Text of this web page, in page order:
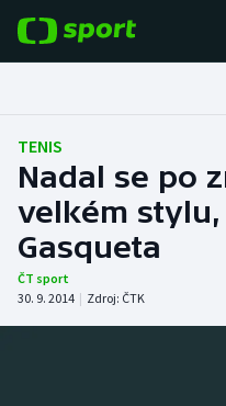
Fotbal
Hokej
Tenis
Atletika
TENIS
Nadal se po
velkém
Gasqueta
ČT sport
30. 9. 2014 | Zdroj: ČTK